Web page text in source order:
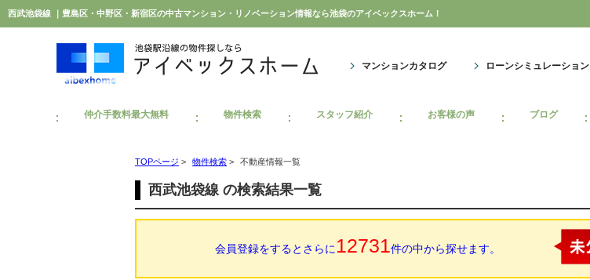
西武池袋線 ｜豊島区・中野区・新宿区の中古マンション・リノベーション情報なら池袋のアイベックスホーム！
マンションカタログ ローンシミュレーション
仲介手数料最大無料 物件検索 スタッフ紹介 お客様の声 ブログ
TOPページ > 物件検索 > 不動産情報一覧
西武池袋線 の検索結果一覧
会員登録をするとさらに 12731件の中から探せます。